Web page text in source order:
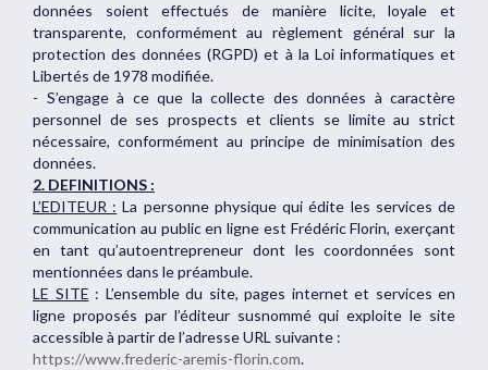
données soient effectués de manière licite, loyale et
transparente, conformément au règlement général sur la
protection des données (RGPD) et à la Loi informatiques et
Libertés de 1978 modifiée.
- S’engage à ce que la collecte des données à caractère
personnel de ses prospects et clients se limite au strict
nécessaire, conformément au principe de minimisation des
données.
2. DEFINITIONS :
L’EDITEUR : La personne physique qui édite les services de
communication au public en ligne est Frédéric Florin, exerçant
en tant qu’autoentrepreneur dont les coordonnées sont
mentionnées dans le préambule.
LE SITE : L’ensemble du site, pages internet et services en
ligne proposés par l’éditeur susnommé qui exploite le site
accessible à partir de l’adresse URL suivante :
https://www.frederic-aremis-florin.com.